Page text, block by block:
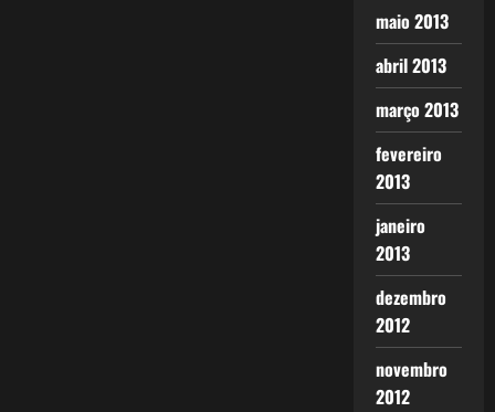
maio 2013
abril 2013
março 2013
fevereiro
2013
janeiro
2013
dezembro
2012
novembro
2012